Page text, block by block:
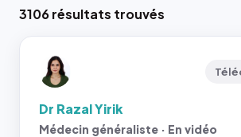
3106 résultats trouvés
Dr Razal Yirik
Médecin généraliste · En vidéo